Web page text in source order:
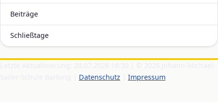
Beiträge
Schließtage
Datenschutz Impressum